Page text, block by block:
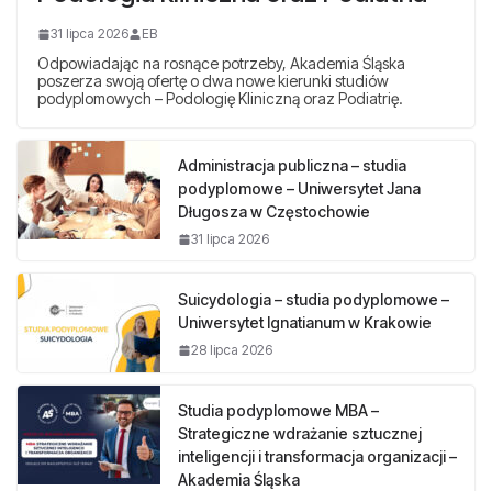
31 lipca 2026 EB
Odpowiadając na rosnące potrzeby, Akademia Śląska
poszerza swoją ofertę o dwa nowe kierunki studiów
podyplomowych – Podologię Kliniczną oraz Podiatrię.
Administracja publiczna – studia
podyplomowe – Uniwersytet Jana
Długosza w Częstochowie
31 lipca 2026
Suicydologia – studia podyplomowe –
Uniwersytet Ignatianum w Krakowie
28 lipca 2026
Studia podyplomowe MBA –
Strategiczne wdrażanie sztucznej
inteligencji i transformacja organizacji –
Akademia Śląska